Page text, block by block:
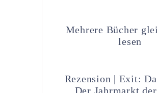
Mehrere Bücher
lesen
Rezension | Exit:
Der Jahrmarkt